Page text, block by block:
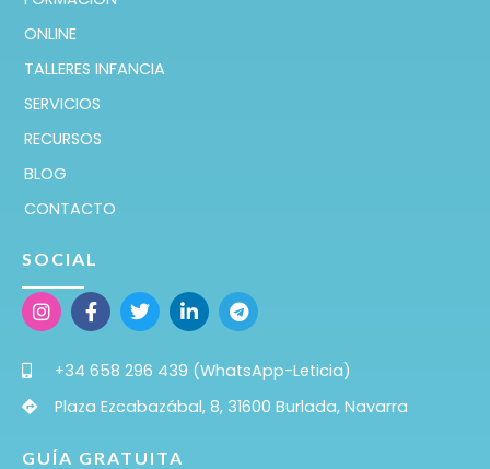
ONLINE
TALLERES INFANCIA
SERVICIOS
RECURSOS
BLOG
CONTACTO
SOCIAL
+34 658 296 439 (WhatsApp-Leticia)
Plaza Ezcabazábal, 8, 31600 Burlada, Navarra
GUÍA GRATUITA